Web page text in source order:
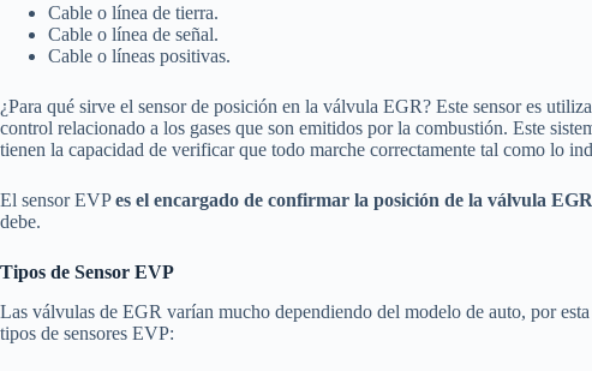
Cable o línea de tierra.
Cable o línea de señal.
Cable o líneas positivas.
¿Para qué sirve el sensor de posición en la válvula EGR? Este sensor es
control relacionado a los gases que son emitidos por la combustión. Este
tienen la capacidad de verificar que todo marche correctamente tal como lo
El sensor EVPes el encargado de confirmar la posición de la válvula EGR
debe.
Tipos de Sensor EVP
Las válvulas de EGR varían mucho dependiendo del modelo de auto, por
tipos de sensores EVP: